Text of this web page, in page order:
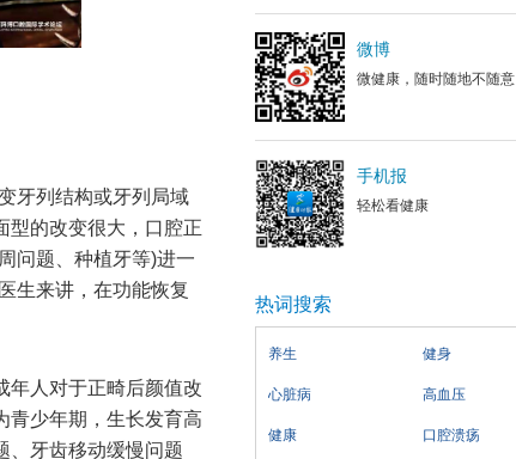
牙列结构或牙列局域
型的改变很大，口腔正
问题、种植牙等)进一
生来讲，在功能恢复
年人对于正畸后颜值改
青少年期，生长发育高
、牙齿移动缓慢问题
微博
微健康，随时随地不随意
手机报
轻松看健康
热词搜索
养生 健身
心脏病 高血压
健康 口腔溃疡